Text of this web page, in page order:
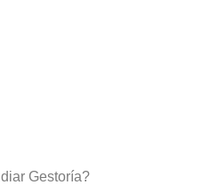
Gestoría?